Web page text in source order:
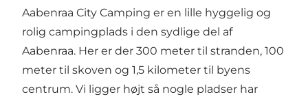
Aabenraa City Camping er en lille hyggelig og
rolig campingplads i den sydlige del af
Aabenraa. Her er der 300 meter til stranden, 100
meter til skoven og 1,5 kilometer til byens
centrum. Vi ligger højt så nogle pladser har